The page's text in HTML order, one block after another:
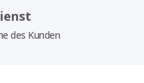
des Kunden